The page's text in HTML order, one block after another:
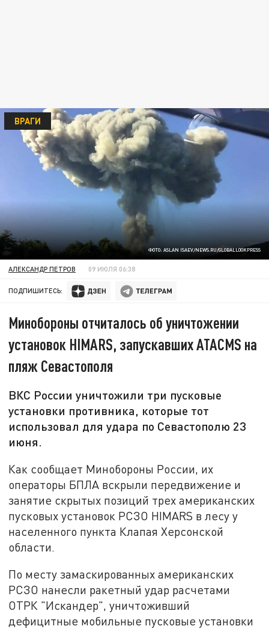
ФОТО: ASLAN ISAEV/NEWS.RU/GLOBALLOOKPRESS
ВРАГИ
АЛЕКСАНДР ПЕТРОВ 09 ИЮЛЯ 06:38
ПОДПИШИТЕСЬ:
Минобороны отчиталось об уничтожении
установок HIMARS, запускавших ATACMS на
пляж Севастополя
ВКС России уничтожили три пусковые
установки противника, которые тот
использовал для удара по Севастополю 23
июня.
Как сообщает Минобороны России, их
операторы БПЛА вскрыли передвижение и
занятие скрытых позиций трех американских
пусковых установок РСЗО HIMARS в лесу у
населенного пункта Клапая Херсонской
области.
По месту замаскированных американских
РСЗО нанесли ракетный удар расчетами
ОТРК "Искандер", уничтоживший
дефицитные мобильные пусковые установки